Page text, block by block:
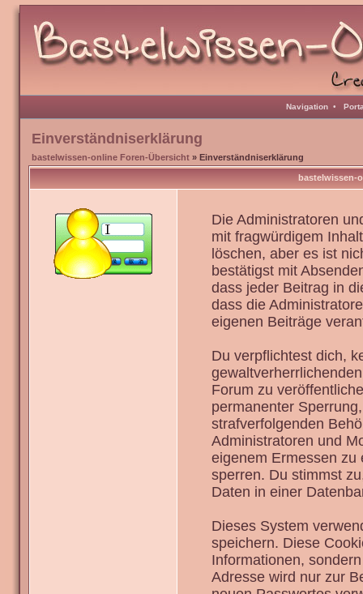
Navigation •
Einverständniserklärung
bastelwissen-online Foren-Übersicht » Einverständniserklärung
bastelwissen-
Die Administratoren
mit fragwürdigem
löschen, aber es ist
bestätigst mit
dass jeder Beitrag in
dass die
eigenen Beiträge
Du verpflichtest dich,
Forum zu
permanenter
strafverfolgenden
Administratoren und
eigenem Ermessen zu
sperren. Du stimmst
Daten in einer
Dieses System
speichern. Diese
Informationen,
Adresse wird nur zur